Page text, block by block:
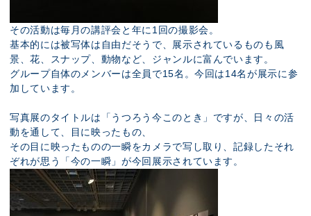
その活動は毎月の講評会と年に1回の撮影会。
基本的には被写体は自由だそうで、展示されているものも風
景、花、スナップ、動物など、ジャンルに富んでいます。
グループ自体のメンバーは全員で15名。今回は14名が展示に参
加しています。
写真展のタイトルは「うつろう今このとき」ですが、日々の活
動を通して、目に映ったもの、
その目に映ったものの一瞬をカメラで写し取り、記録したそれ
ぞれが思う「今の一瞬」が今回展示されています。